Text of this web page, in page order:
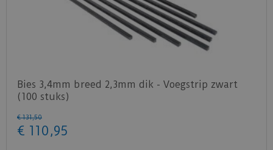
Bies 3,4mm breed 2,3mm dik - Voegstrip zwart
(100 stuks)
€ 131,50
€ 110 ,95